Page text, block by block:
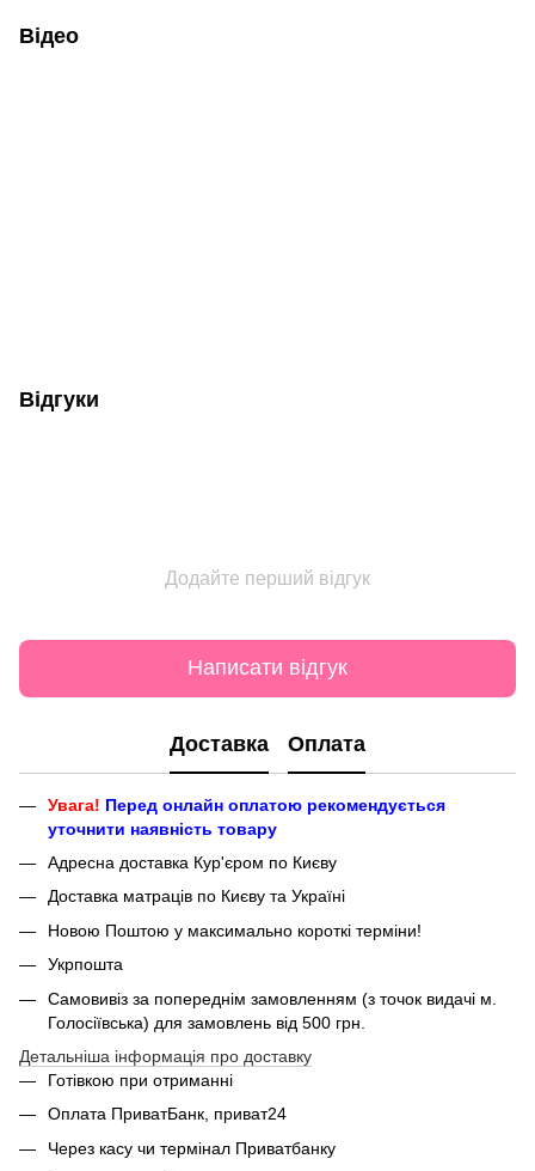
Відео
Відгуки
Додайте перший відгук
Написати відгук
Доставка Оплата
Увага! Перед онлайн оплатою рекомендується
уточнити наявність товару
Адресна доставка Кур'єром по Києву
Доставка матраців по Києву та Україні
Новою Поштою у максимально короткі терміни!
Укрпошта
Самовивіз за попереднім замовленням (з точок видачі м.
Голосіївська) для замовлень від 500 грн.
Детальніша інформація про доставку
Готівкою при отриманні
Оплата ПриватБанк, приват24
Через касу чи термінал Приватбанку